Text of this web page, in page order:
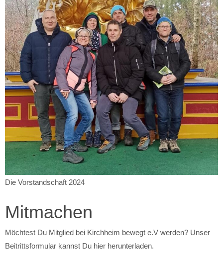
Die Vorstandschaft 2024
Mitmachen
Möchtest Du Mitglied bei Kirchheim bewegt e.V werden? Unser
Beitrittsformular kannst Du hier herunterladen.